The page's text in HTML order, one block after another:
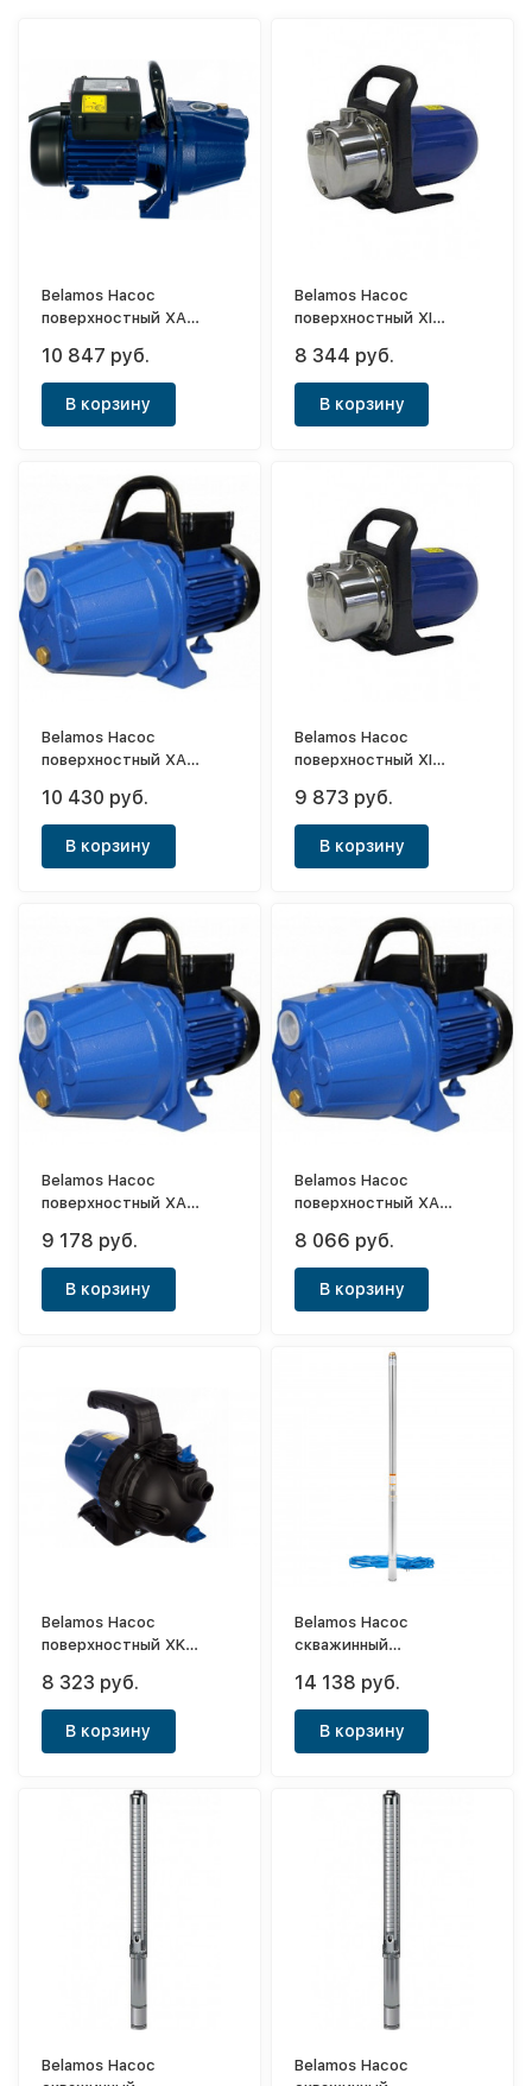
Belamos Насос
поверхностный XA
10 847 руб.
В корзину
Belamos Насос
поверхностный XI
33м,нерж.сталь
8 344 руб.
В корзину
Belamos Насос
поверхностный XA
10 430 руб.
В корзину
Belamos Насос
поверхностный XI
45м,нерж.сталь
9 873 руб.
В корзину
Belamos Насос
поверхностный XA
9 178 руб.
В корзину
Belamos Насос
поверхностный XA
8 066 руб.
В корзину
Belamos Насос
поверхностный XK
8 323 руб.
В корзину
Belamos Насос
скважинный
(кабель 15м)
14 138 руб.
В корзину
Belamos Насос
Belamos Насос